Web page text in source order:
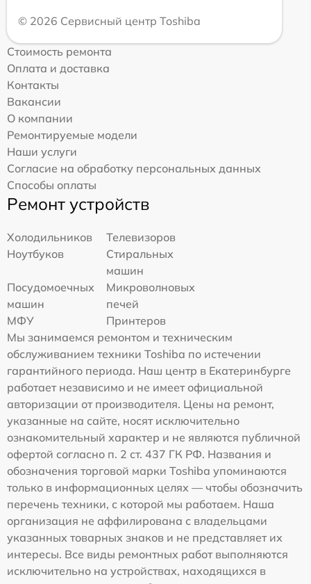
© 2026 Сервисный центр Toshiba
Стоимость ремонта
Оплата и доставка
Контакты
Вакансии
О компании
Ремонтируемые модели
Наши услуги
Согласие на обработку персональных данных
Способы оплаты
Ремонт устройств
Холодильников
Телевизоров
Ноутбуков
Стиральных
машин
Посудомоечных
машин
Микроволновых
печей
МФУ
Принтеров
Мы занимаемся ремонтом и техническим
обслуживанием техники Toshiba по истечении
гарантийного периода. Наш центр в Екатеринбурге
работает независимо и не имеет официальной
авторизации от производителя. Цены на ремонт,
указанные на сайте, носят исключительно
ознакомительный характер и не являются публичной
офертой согласно п. 2 ст. 437 ГК РФ. Названия и
обозначения торговой марки Toshiba упоминаются
только в информационных целях — чтобы обозначить
перечень техники, с которой мы работаем. Наша
организация не аффилирована с владельцами
указанных товарных знаков и не представляет их
интересы. Все виды ремонтных работ выполняются
исключительно на устройствах, находящихся в